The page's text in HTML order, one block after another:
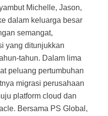
Michelle, Jason,
dalam keluarga besar
semangat,
yang ditunjukkan
tahun. Dalam lima
peluang pertumbuhan
migrasi perusahaan
platform cloud dan
Bersama PS Global,